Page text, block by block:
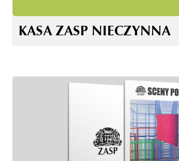
KASA ZASP NIECZYNNA